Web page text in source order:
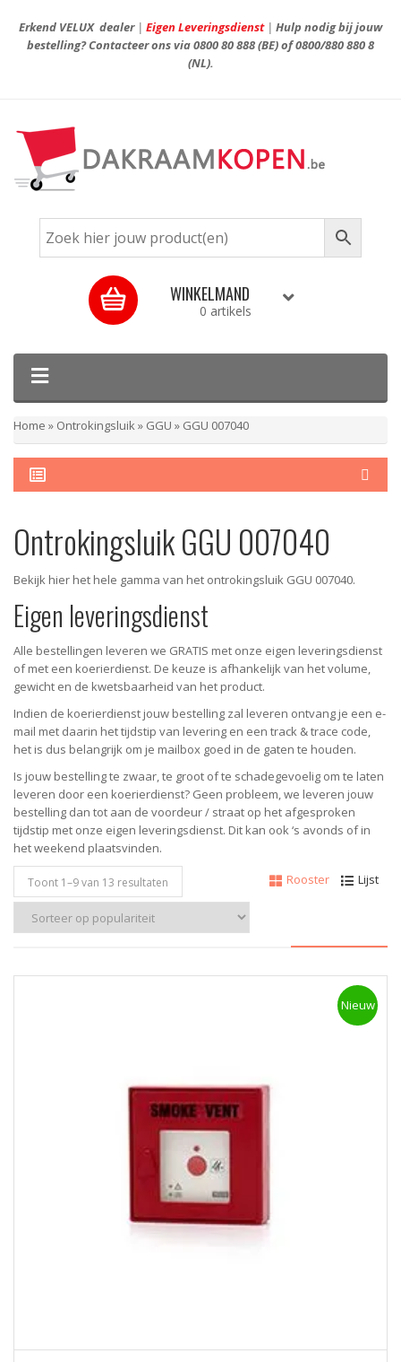
Erkend VELUX dealer| Eigen Leveringsdienst| Hulp nodig bij jouw
bestelling? Contacteer ons via0800 80 888(BE) of0800/880 880 8
(NL).
WINKELMAND
0 artikels
Home » Ontrokingsluik» GGU » GGU 007040
Ontrokingsluik GGU 007040
Bekijk hier het hele gamma van het ontrokingsluik GGU 007040.
Eigen leveringsdienst
Alle bestellingen leveren we GRATIS met onze eigen leveringsdienst
of met een koerierdienst. De keuze is afhankelijk van het volume,
gewicht en de kwetsbaarheid van het product.
Indien de koerierdienst jouw bestelling zal leveren ontvang je een e-
mail met daarin het tijdstip van levering en een track & trace code,
het is dus belangrijk om je mailbox goed in de gaten te houden.
Is jouw bestelling te zwaar, te groot of te schadegevoelig om te laten
leveren door een koerierdienst? Geen probleem, we leveren jouw
bestelling dan tot aan de voordeur / straat op het afgesproken
tijdstip met onze eigen leveringsdienst. Dit kan ook ‘s avonds of in
het weekend plaatsvinden.
Rooster
Lijst
Toont 1–9van 13 resultaten
Nieuw